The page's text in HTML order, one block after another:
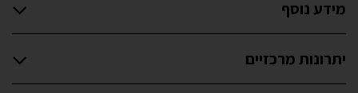
מידע נוסף
יתרונות מרכזיים